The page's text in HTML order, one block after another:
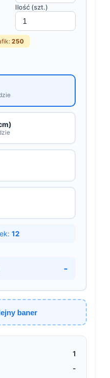
Ilość (szt.)
250
12
-
baner
1
-